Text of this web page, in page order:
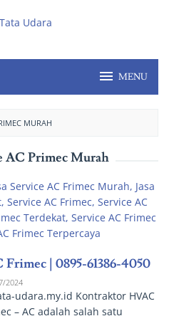
MENU
MURAH
AC Primec Murah
Frimec | 0895-61386-4050
2024
udara.my.id Kontraktor HVAC
– AC adalah salah satu